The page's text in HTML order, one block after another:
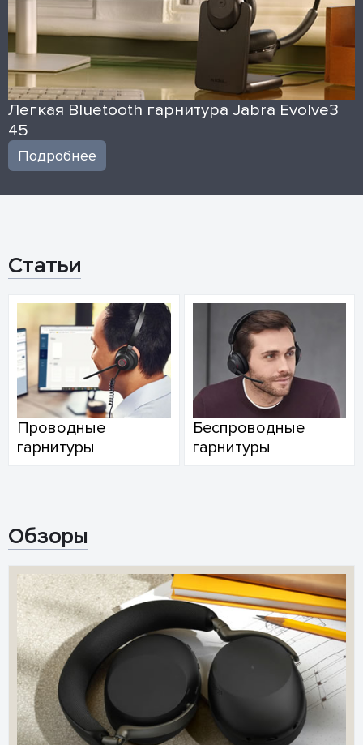
Легкая Bluetooth гарнитура Jabra Evolve3
45
Подробнее
Статьи
Проводные
гарнитуры
Беспроводные
гарнитуры
Обзоры